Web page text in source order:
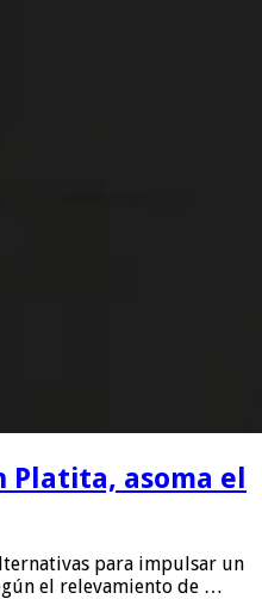
Platita, asoma el
para impulsar un
el relevamiento de …